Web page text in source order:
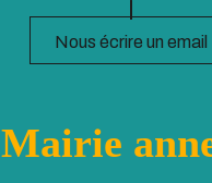
Nous écrire un email
Mairie